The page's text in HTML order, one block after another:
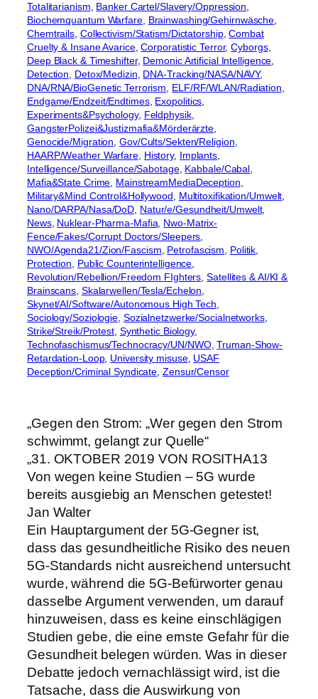
Totalitarianism Banker Cartel/Slavery/Oppression
Biochemquantum Warfare, Brainwashing/Gehirnwäsche
Chemtrails Collectivism/Statism/Dictatorship, Combat
Cruelty & Insane Avarice, Corporatistic Terror, Cyborgs
Deep Black & Timeshifter, Demonic Artificial Intelligence
Detection
Detox/Medizin DNA-Tracking/NASA/NAVY
DNA/RNA/BioGenetic Terrorism
ELF/RF/WLAN/Radiation
Endgame/Endzeit/Endtimes, Exopolitics
Experiments&Psychology, Feldphysik
GangsterPolizei&Justizmafia&Mörderärzte
Genocide/Migration , Gov/Cults/Sekten/Religion
HAARP/Weather Warfare, History, Implants
Intelligence/Surveillance/Sabotage, Kabbale/Cabal
Mafia&State Crime MainstreamMediaDeception
Military&Mind Control&Hollywood
Multitoxifikation/Umwelt
Nano/DARPA/Nasa/DoD Natur/e/Gesundheit/Umwelt
News, Nuklear-Pharma-Mafia Nwo-Matrix-
Fence/Fakes/Corrupt Doctors/Sleepers
NWO/Agenda21/Zion/Fascism Petrofascism Politik
Protection
Public Counterintelligence
Revolution/Rebellion/Freedom FIghters , Satellites & AI/KI &
Brainscans Skalarwellen/Tesla/Echelon
Skynet/AI/Software/Autonomous High Tech
Sociology/Soziologie Sozialnetzwerke/Socialnetworks
Strike/Streik/Protest, Synthetic Biology
Technofaschismus/Technocracy/UN/NWO, Truman-Show-
Retardation-Loop, University misuse, USAF
Deception/Criminal Syndicate , Zensur/Censor
„Gegen den Strom: „Wer gegen den Strom
schwimmt, gelangt zur Quelle“
„31. OKTOBER 2019 VON ROSITHA13
Von wegen keine Studien – 5G wurde
bereits ausgiebig an Menschen getestet!
Jan Walter
Ein Hauptargument der 5G-Gegner ist,
dass das gesundheitliche Risiko des neuen
5G-Standards nicht ausreichend untersucht
wurde, während die 5G-Befürworter genau
dasselbe Argument verwenden, um darauf
hinzuweisen, dass es keine einschlägigen
Studien gebe, die eine ernste Gefahr für die
Gesundheit belegen würden. Was in dieser
Debatte jedoch vernachlässigt wird, ist die
Tatsache, dass die Auswirkung von